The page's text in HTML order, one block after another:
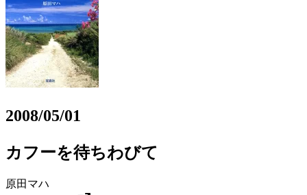
2008/05/01
カフーを待ちわびて
原田マハ